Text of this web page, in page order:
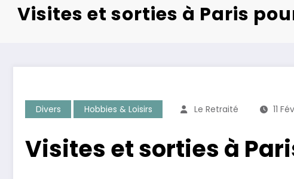
Visites et sorties à Paris
Divers Hobbies & Loisirs Le Retraité 11
Visites et sorties à